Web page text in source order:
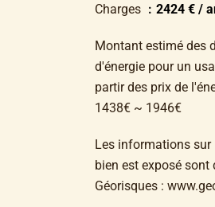
Charges 2424 € /
Montant estimé des
d'énergie pour un
partir des prix de
1438€ ~ 1946€
Les informations sur
bien est exposé
Géorisques :